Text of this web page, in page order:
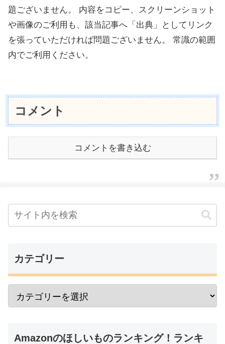
題ございません。 内容をコピー、スクリーンショット
や画像のご利用も、該当記事へ「出典」としてリンク
を張っていただければ問題ございません。 常識の範囲
内でご利用ください。
コメント
コメントを書き込む
カテゴリー
Amazonのほしいものランキング！ランキ